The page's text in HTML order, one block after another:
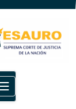
Toggle
navigation